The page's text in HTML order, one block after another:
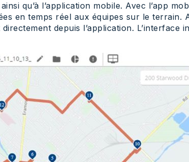
qu’à l’application mobile. Avec l’app
en temps réel aux équipes sur le terrain.
depuis l’application. L’interface